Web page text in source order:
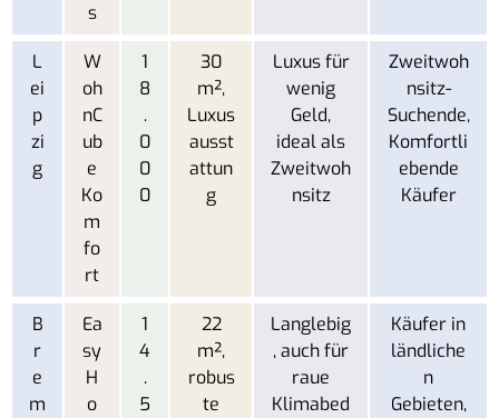
s
L
ei
p
zi
g
W
oh
nC
ub
e
Ko
m
fo
rt
1
8
.
0
0
0
30
m²,
Luxus
ausst
attun
g
Luxus für
wenig
Geld,
ideal als
Zweitwoh
nsitz
Zweitwoh
nsitz-
Suchende,
Komfortli
ebende
Käufer
B
r
e
m
Ea
sy
H
o
1
4
.
5
22
m²,
robus
te
Langlebig
, auch für
raue
Klimabed
Käufer in
ländliche
n
Gebieten,